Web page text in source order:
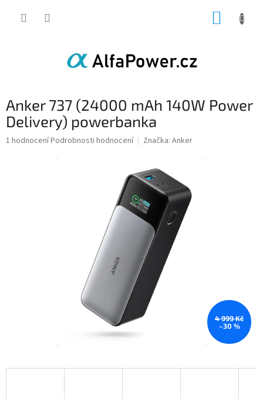
Anker 737 (24000 mAh 140W Power
Delivery) powerbanka
Průměrné
1 hodnoceníPodrobnosti hodnocení Značka: Anker
4 999 Kč
–30 %